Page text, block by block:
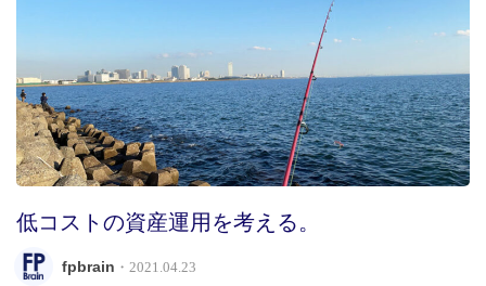
低コストの資産運用を考える。
fpbrain ・2021.04.23